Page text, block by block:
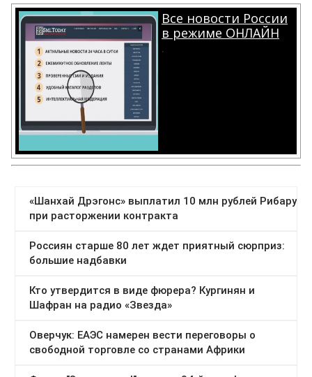
Все новости России
в режиме ОНЛАЙН
.